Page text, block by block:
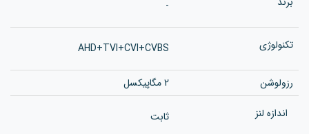
-
تکنولوژی AHD+TVI+CVI+CVBS
رزولوشن
2 مگاپیکسل
اندازه لنز
ثابت